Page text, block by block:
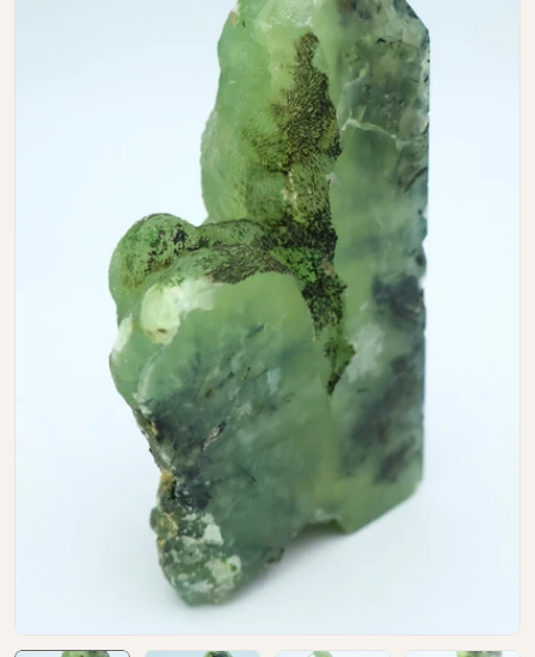
Open media 0 in modal